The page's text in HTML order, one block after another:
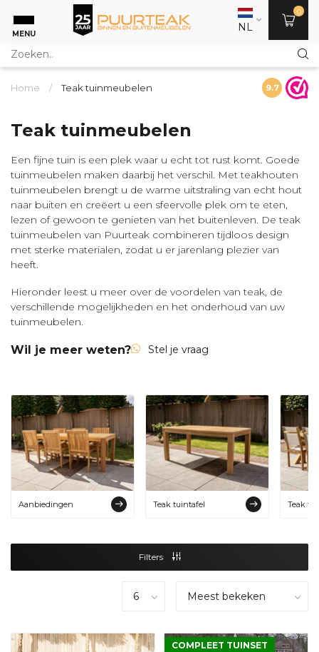
MENU NL
0
Home / Teak tuinmeubelen 9.7
Teak tuinmeubelen
Een fijne tuin is een plek waar u echt tot rust komt. Goede
tuinmeubelen maken daarbij het verschil. Met teakhouten
tuinmeubelen brengt u de warme uitstraling van echt hout
naar buiten en creëert u een sfeervolle plek om te eten,
lezen of gewoon te genieten van het buitenleven. De teak
tuinmeubelen van Puurteak combineren tijdloos design
met sterke materialen, zodat u er jarenlang plezier van
heeft.
Hieronder leest u meer over de voordelen van teak, de
verschillende mogelijkheden en het onderhoud van uw
tuinmeubelen.
Wil je meer weten? Stel je vraag
Aanbiedingen Teak tuintafel Teak
Filters
COMPLEET TUINSET